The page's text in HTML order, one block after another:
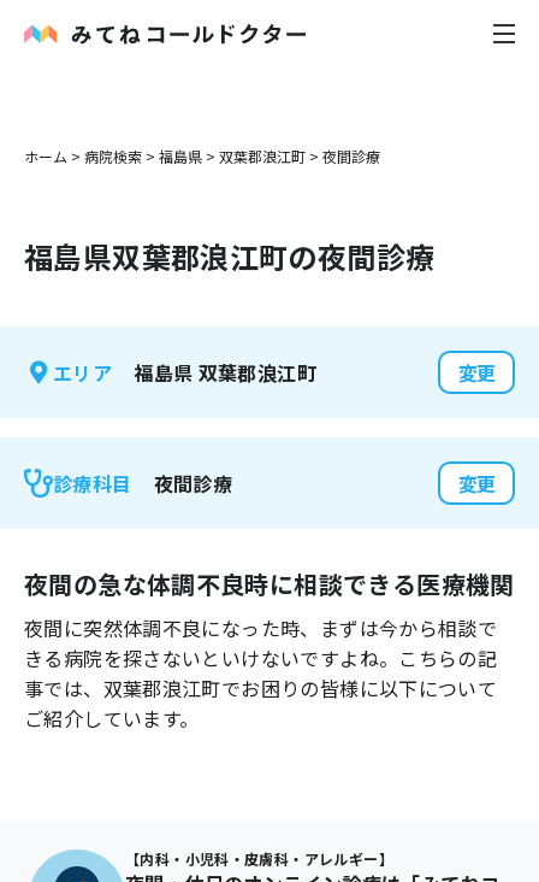
内科
花粉症
感染症
よくあるご質問
ホーム > 病院検索 > 福島県 > 双葉郡浪江町 > 夜間診療
福島県双葉郡浪江町の夜間診療
エリア 福島県 双葉郡浪江町 変更
診療科目 夜間診療 変更
夜間の急な体調不良時に相談できる医療機関
夜間に突然体調不良になった時、まずは今から相談で
きる病院を探さないといけないですよね。こちらの記
事では、 双葉郡浪江町でお困りの皆様に以下について
ご紹介しています。
【内科・小児科・皮膚科・アレルギー】